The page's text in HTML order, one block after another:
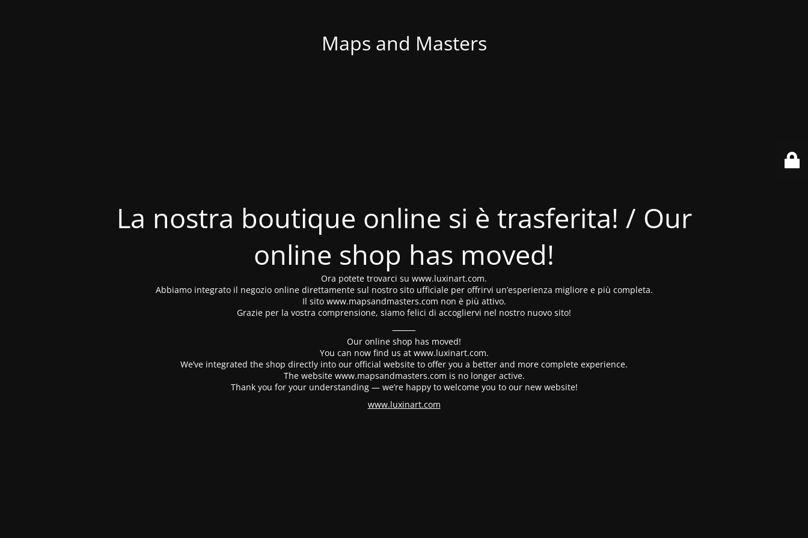
Maps and Masters
La nostra boutique online si è trasferita! / Our
online shop has moved!
Ora potete trovarci su www.luxinart.com.
Abbiamo integrato il negozio online direttamente sul nostro sito ufficiale per offrirvi un’esperienza migliore e più completa.
Il sito www.mapsandmasters.com non è più attivo.
Grazie per la vostra comprensione, siamo felici di accogliervi nel nostro nuovo sito!
⸻
Our online shop has moved!
You can now find us at www.luxinart.com.
We’ve integrated the shop directly into our official website to offer you a better and more complete experience.
The website www.mapsandmasters.com is no longer active.
Thank you for your understanding — we’re happy to welcome you to our new website!
www.luxinart.com